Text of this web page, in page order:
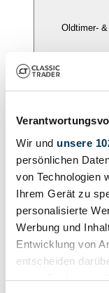
Wir und unsere
persönlichen
von Technologien
Ihrem Gerät zu
personalisierte
Werbung und
Entwicklung von
entscheiden
nutzt. Sie können
Oldtimer-
Anmelden
MarkeLincoln
ModellreiheContinental
Baureihe54A
Suchauftrag einrichten
< Zurück |
Automobil
Lincoln